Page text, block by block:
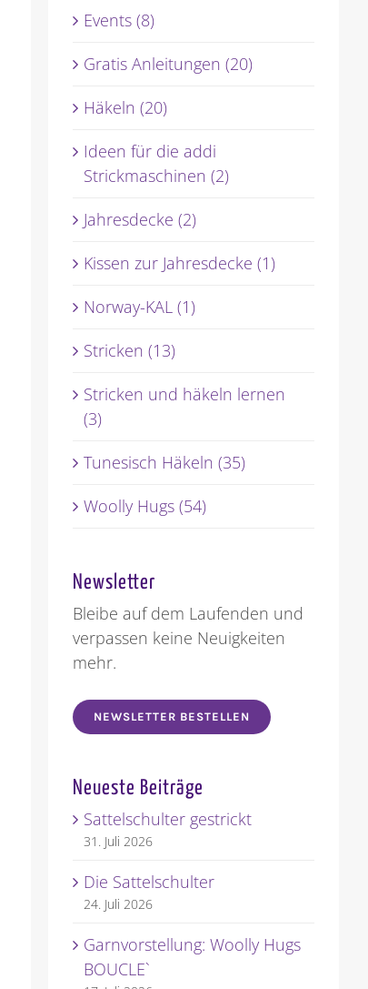
Events (8)
Gratis Anleitungen (20)
Häkeln (20)
Ideen für die addi
Strickmaschinen (2)
Jahresdecke (2)
Kissen zur Jahresdecke (1)
Norway-KAL (1)
Stricken (13)
Stricken und häkeln lernen
(3)
Tunesisch Häkeln (35)
Woolly Hugs (54)
Newsletter
Bleibe auf dem Laufenden und
verpassen keine Neuigkeiten
mehr.
NEWSLETTER BESTELLEN
Neueste Beiträge
Sattelschulter gestrickt
31. Juli 2026
Die Sattelschulter
24. Juli 2026
Garnvorstellung: Woolly Hugs
BOUCLE`